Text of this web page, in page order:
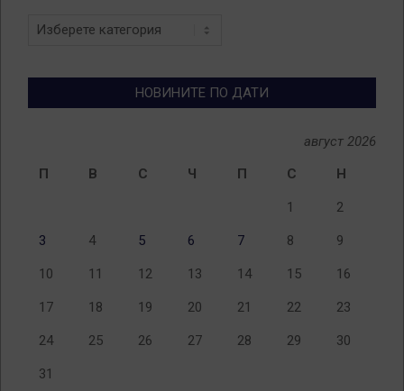
Новини
НОВИНИТЕ ПО ДАТИ
август 2026
П
В С Ч П С Н
1 2
3 4 5 6 7 8 9
10 11 12 13 14 15 16
17 18 19 20 21 22 23
24 25 26 27 28 29 30
31